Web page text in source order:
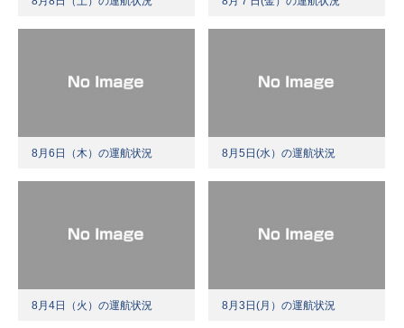
8月6日（木）の運航状況 8月5日(水）の運航状況
8月4日（火）の運航状況 8月3日(月）の運航状況